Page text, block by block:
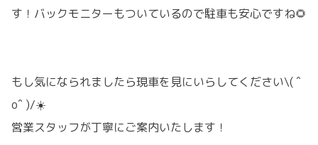
す！バックモニターもついているので駐車も安心ですね🌻
もし気になられましたら現車を見にいらしてください\( ˆ
oˆ )/☀️
営業スタッフが丁寧にご案内いたします！